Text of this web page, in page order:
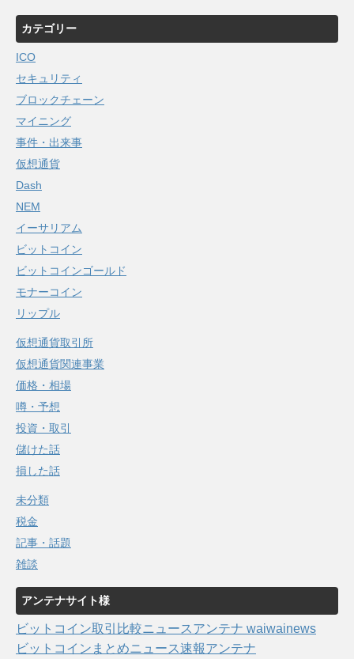
カテゴリー
ICO
セキュリティ
ブロックチェーン
マイニング
事件・出来事
仮想通貨
Dash
NEM
イーサリアム
ビットコイン
ビットコインゴールド
モナーコイン
リップル
仮想通貨取引所
仮想通貨関連事業
価格・相場
噂・予想
投資・取引
儲けた話
損した話
未分類
税金
記事・話題
雑談
アンテナサイト様
ビットコイン取引比較ニュースアンテナ waiwainews
ビットコインまとめニュース速報アンテナ